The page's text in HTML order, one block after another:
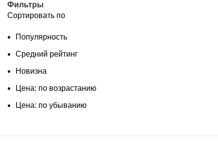
Фильтры
Сортировать по
Популярность
Средний рейтинг
Новизна
Цена: по возрастанию
Цена: по убыванию